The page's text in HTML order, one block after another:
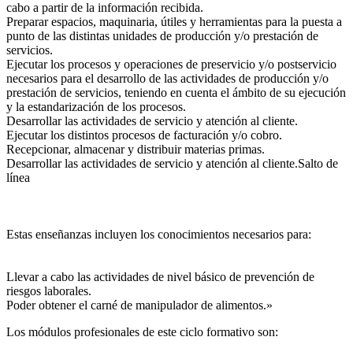
cabo a partir de la información recibida.
Preparar espacios, maquinaria, útiles y herramientas para la puesta a
punto de las distintas unidades de producción y/o prestación de
servicios.
Ejecutar los procesos y operaciones de preservicio y/o postservicio
necesarios para el desarrollo de las actividades de producción y/o
prestación de servicios, teniendo en cuenta el ámbito de su ejecución
y la estandarización de los procesos.
Desarrollar las actividades de servicio y atención al cliente.
Ejecutar los distintos procesos de facturación y/o cobro.
Recepcionar, almacenar y distribuir materias primas.
Desarrollar las actividades de servicio y atención al cliente.Salto de
línea
Estas enseñanzas incluyen los conocimientos necesarios para:
Llevar a cabo las actividades de nivel básico de prevención de
riesgos laborales.
Poder obtener el carné de manipulador de alimentos.»
Los módulos profesionales de este ciclo formativo son: